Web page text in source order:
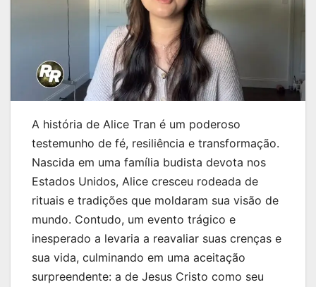
A história de Alice Tran é um poderoso
testemunho de fé, resiliência e transformação.
Nascida em uma família budista devota nos
Estados Unidos, Alice cresceu rodeada de
rituais e tradições que moldaram sua visão de
mundo. Contudo, um evento trágico e
inesperado a levaria a reavaliar suas crenças e
sua vida, culminando em uma aceitação
surpreendente: a de Jesus Cristo como seu